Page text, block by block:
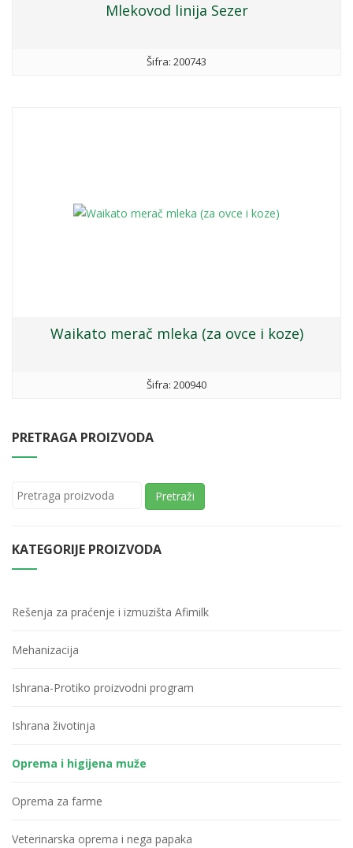
Mlekovod linija Sezer
Šifra: 200743
Waikato merač mleka (za ovce i koze)
Šifra: 200940
PRETRAGA PROIZVODA
Pretraži
KATEGORIJE PROIZVODA
Rešenja za praćenje i izmuzišta Afimilk
Mehanizacija
Ishrana-Protiko proizvodni program
Ishrana životinja
Oprema i higijena muže
Oprema za farme
Veterinarska oprema i nega papaka